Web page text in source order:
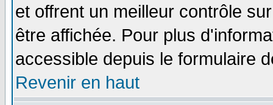
et offrent un meilleur contrôle
être affichée. Pour plus
accessible depuis le formulaire
Revenir en haut